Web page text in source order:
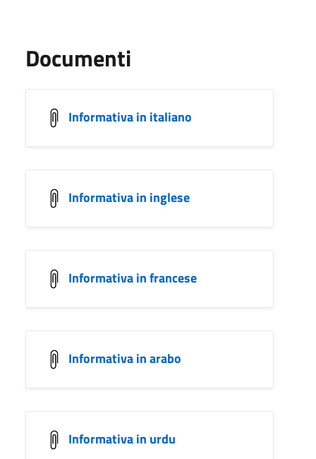
Documenti
Informativa in italiano
Informativa in inglese
Informativa in francese
Informativa in arabo
Informativa in urdu